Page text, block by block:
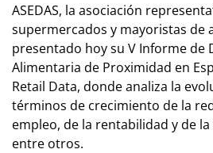
ASEDAS, la asociación
supermercados y mayoristas de
presentado hoy su V Informe de
Alimentaria de Proximidad en
Retail Data, donde analiza la
términos de crecimiento de la
empleo, de la rentabilidad y de
entre otros.